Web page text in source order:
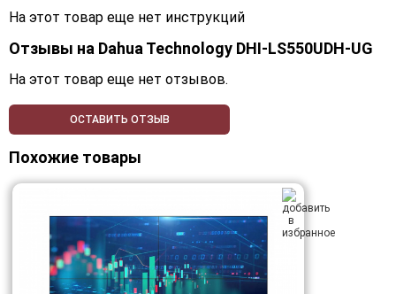
На этот товар еще нет инструкций
Отзывы на Dahua Technology DHI-LS550UDH-UG
На этот товар еще нет отзывов.
ОСТАВИТЬ ОТЗЫВ
Похожие товары